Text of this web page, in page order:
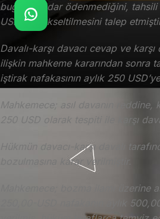
bugüne kadar ödenmediğini, tahsili
USD’ye yükseltilmesini talep
Davalı-karşı davacı cevap ve
ilişkin mahkeme kararından sonra
iştirak nafakasının aylık 250
Mahkemece; asıl davanın
250 USD olarak tespiti ile karşı
Hükmün davacı-karşı davalı
bozulmasına karar verilmiştir.
Mahkemece; bozma ilamı üzerine
250,00-USD nafakanın aylık